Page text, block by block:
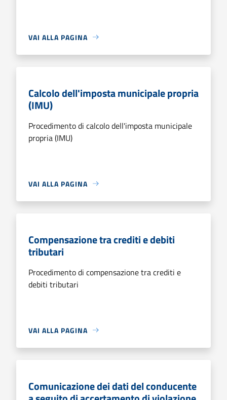
VAI ALLA PAGINA
Calcolo dell'imposta municipale propria
(IMU)
Procedimento di calcolo dell'imposta municipale
propria (IMU)
VAI ALLA PAGINA
Compensazione tra crediti e debiti
tributari
Procedimento di compensazione tra crediti e
debiti tributari
VAI ALLA PAGINA
Comunicazione dei dati del conducente